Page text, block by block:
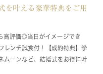
を叶える豪華特典をご用
高評価◎当日がイメージでき
レンチ試食付！【成約特典】挙
ムーンなど、結婚式をお得に叶